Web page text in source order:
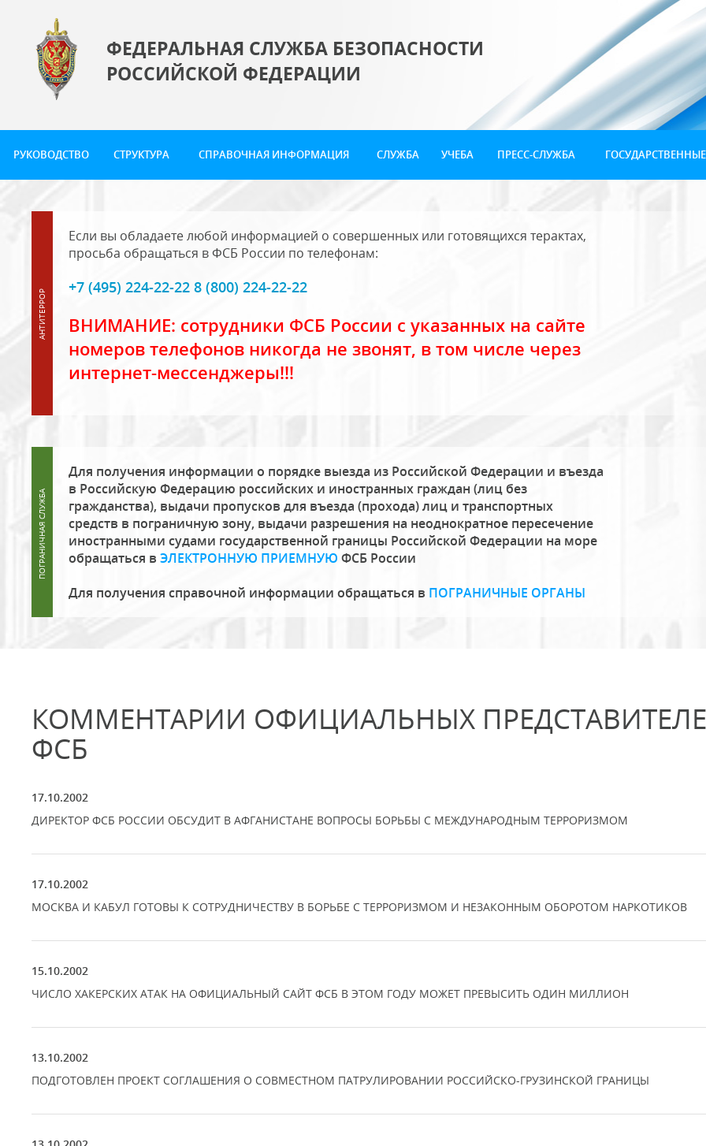
ФЕДЕРАЛЬНАЯ СЛУЖБА БЕЗОПАСНОСТИ
РОССИЙСКОЙ ФЕДЕРАЦИИ
РУКОВОДСТВО СТРУКТУРА СПРАВОЧНАЯ ИНФОРМАЦИЯ СЛУЖБА УЧЕБА ПРЕСС-СЛУЖБА
Если вы обладаете любой информацией о совершенных или готовящихся терактах,
просьба обращаться в ФСБ России по телефонам:
+7 (495) 224-22-22 8 (800) 224-22-22
ВНИМАНИЕ: сотрудники ФСБ России с указанных на сайте
номеров телефонов никогда не звонят, в том числе через
интернет-мессенджеры!!!
Для получения информации о порядке выезда из Российской Федерации и въезда
в Российскую Федерацию российских и иностранных граждан (лиц без
гражданства), выдачи пропусков для въезда (прохода) лиц и транспортных
средств в пограничную зону, выдачи разрешения на неоднократное пересечение
иностранными судами государственной границы Российской Федерации на море
обращаться в ЭЛЕКТРОННУЮ ПРИЕМНУЮ ФСБ России
Для получения справочной информации обращаться в ПОГРАНИЧНЫЕ ОРГАНЫ
КОММЕНТАРИИ ОФИЦИАЛЬНЫХ
ФСБ
17.10.2002
ДИРЕКТОР ФСБ РОССИИ ОБСУДИТ В АФГАНИСТАНЕ ВОПРОСЫ БОРЬБЫ С МЕЖДУНАРОДНЫМ ТЕРРОРИЗМОМ
17.10.2002
МОСКВА И КАБУЛ ГОТОВЫ К СОТРУДНИЧЕСТВУ В БОРЬБЕ С ТЕРРОРИЗМОМ И НЕЗАКОННЫМ ОБОРОТОМ НАРКОТИКОВ
15.10.2002
ЧИСЛО ХАКЕРСКИХ АТАК НА ОФИЦИАЛЬНЫЙ САЙТ ФСБ В ЭТОМ ГОДУ МОЖЕТ ПРЕВЫСИТЬ ОДИН МИЛЛИОН
13.10.2002
ПОДГОТОВЛЕН ПРОЕКТ СОГЛАШЕНИЯ О СОВМЕСТНОМ ПАТРУЛИРОВАНИИ РОССИЙСКО-ГРУЗИНСКОЙ ГРАНИЦЫ